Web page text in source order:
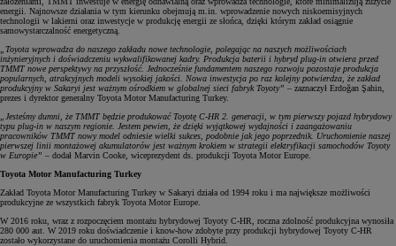
energii. Najnowsze działania w tym kierunku obejmują m.in. wprowadzenie nowych niskoemisyjnych
technologii w lakierni oraz inwestycje w produkcję energii ze słońca, dzięki którym zakład osiągnie
samowystarczalność energetyczną.
„Toyota wprowadza do naszego zakładu nowe technologie, polegając na naszych możliwościach
inżynieryjnych i doświadczeniu wykwalifikowanej kadry. Produkcja baterii i hybryd plug-in otwiera przed
TMMT nowe perspektywy na przyszłość. Jednocześnie fundamentem naszego rozwoju pozostaje produkcja
popularnych, atrakcyjnych modeli wysokiej jakości. Nowa inwestycja po raz kolejny potwierdza, że zakład
produkcyjny w Sakaryi jest ważnym ośrodkiem w globalnej sieci fabryk Toyoty” – zaznaczył Erdoğan Şahin,
prezes i dyrektor generalny Toyota Motor Manufacturing Turkey.
„Jesteśmy dumni, że TMMT będzie produkować Toyotę C-HR 2. generacji, w tym pierwszy pojazd hybrydowy
typu plug-in w naszym regionie. Jestem pewien, że dzięki wyjątkowej wydajności i zaangażowaniu
pracowników TMMT nowy model odniesie wielki sukces, podobnie jak jego poprzednik. Uruchomienie naszej
pierwszej linii montażowej akumulatorów jest ważnym krokiem w strategii elektryfikacji samochodów Toyoty
w Europie” – dodał Marvin Cooke, wiceprezydent ds. produkcji Toyota Motor Europe.
Toyota Motor Manufacturing Turkey
Zakład Toyota Motor Manufacturing Turkey w Sakaryi działa od 1994 roku i ma największe możliwości
produkcyjne ze wszystkich fabryk Toyota Motor Europe.
W 2016 roku, wraz z rozpoczęciem montażu hybrydowej Toyoty C-HR, roczna zdolność produkcyjna wynosiła
280 000 aut. W 2019 roku doświadczenie i know-how zdobyte przy produkcji hybrydowej Toyoty C-HR
zostało wykorzystane do uruchomienia montażu Corolli Hybrid.